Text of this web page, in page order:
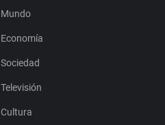
Mundo
Economía
Sociedad
Televisión
Cultura